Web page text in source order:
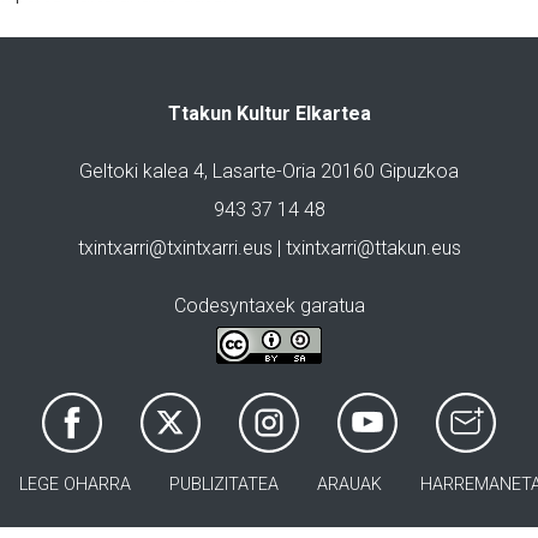
Ttakun Kultur Elkartea
Geltoki kalea 4, Lasarte-Oria 20160 Gipuzkoa
943 37 14 48
txintxarri@txintxarri.eus | txintxarri@ttakun.eus
Codesyntaxek garatua
LEGE OHARRA PUBLIZITATEA ARAUAK